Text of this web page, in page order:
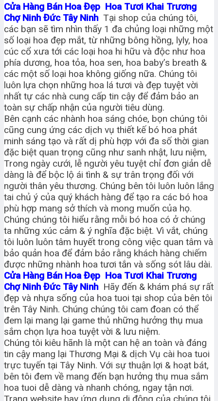
Cửa Hàng Bán Hoa Đẹp Hoa Tươi Khai Trương
Chợ Ninh Đức Tây Ninh Tại shop của chúng tôi,
các bạn sẽ tìm nhìn thấy 1 đa chủng loại những một
số loại hoa đẹp mắt, từ những bông hồng, lyly, hoa
cúc cổ xưa tới các loại hoa hi hữu và độc như hoa
phía dương, hoa tỏa, hoa sen, hoa baby’s breath &
các một số loại hoa không giống nữa. Chúng tôi
luôn lựa chọn những hoa lá tươi và đẹp tuyệt vời
nhất tự các nhà cung cấp tin cậy để đảm bảo an
toàn sự chấp nhận của người tiêu dùng.
Bên cạnh các nhành hoa sáng chóe, bọn chúng tôi
cũng cung ứng các dịch vụ thiết kế bó hoa phát
minh sáng tạo và rất dị phù hợp với đa số thời gian
đặc biệt quan trọng cũng như sanh nhật, lưu niệm,
Trong ngày cưới, lễ người yêu tuyệt chỉ đơn giản dễ
dàng là để bộc lộ ái tình & sự trân trọng đối với
người thân yêu thương. Chúng bên tôi luôn luôn lắng
tai chủ ý của quý khách hàng để tạo ra các bó hoa
phù hợp mang sở thích và mong muốn của họ.
Chúng chúng tôi hiểu rằng mỗi bó hoa có ở chúng
ta những xúc cảm & ý nghĩa đặc biệt. Vì vắt, chúng
tôi luôn luôn tâm huyết trong công việc quan tâm và
bảo quản hoa để đảm bảo rằng khách hàng chiếm
được những nhành hoa tươi tắn và sống sót lâu dài.
Cửa Hàng Bán Hoa Đẹp Hoa Tươi Khai Trương
Chợ Ninh Đức Tây Ninh Hãy đến & khám phá sự rất
đẹp và nhựa sống của hoa tuoi tại shop của bên tôi
trên Tây Ninh. Chúng chúng tôi cam đoan có thể
đem lại mang lại game thủ những hưởng thụ mua
sắm chọn lựa hoa tuyệt vời & lưu niệm.
Chúng tôi kiêu hãnh là một can hệ an toàn và đáng
tin cậy mang lại Thương Mại & dịch Vụ cài hoa tuoi
trực tuyến tại Tây Ninh. Với sự thuận lợi & hoạt bát,
bên tôi đem về mang đến bạn hưởng thụ mua sắm
hoa tuoi dễ dàng và nhanh chóng, ngay tận nơi.
Trang website hay ứng dụng di động của chúng tôi